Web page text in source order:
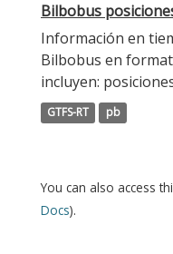
Bilbobus
Información en
Bilbobus en
incluyen:
GTFS-RT pb
You can also access
Docs).